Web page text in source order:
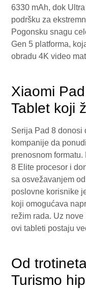
6330 mAh, dok
podršku za
Pogonsku snagu
Gen 5 platforma,
obradu 4K video
Xiaomi
Tablet koji
Serija Pad 8 donosi
kompanije da
prenosnom
8 Elite procesor i
sa osvežavanjem
poslovne korisnike
koji omogućava
režim rada. Uz
ovi tableti postaju
Od
Turismo